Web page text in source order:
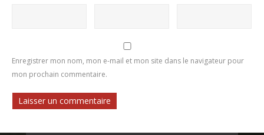
Enregistrer mon nom, mon e-mail et mon site dans le navigateur pour
mon prochain commentaire.